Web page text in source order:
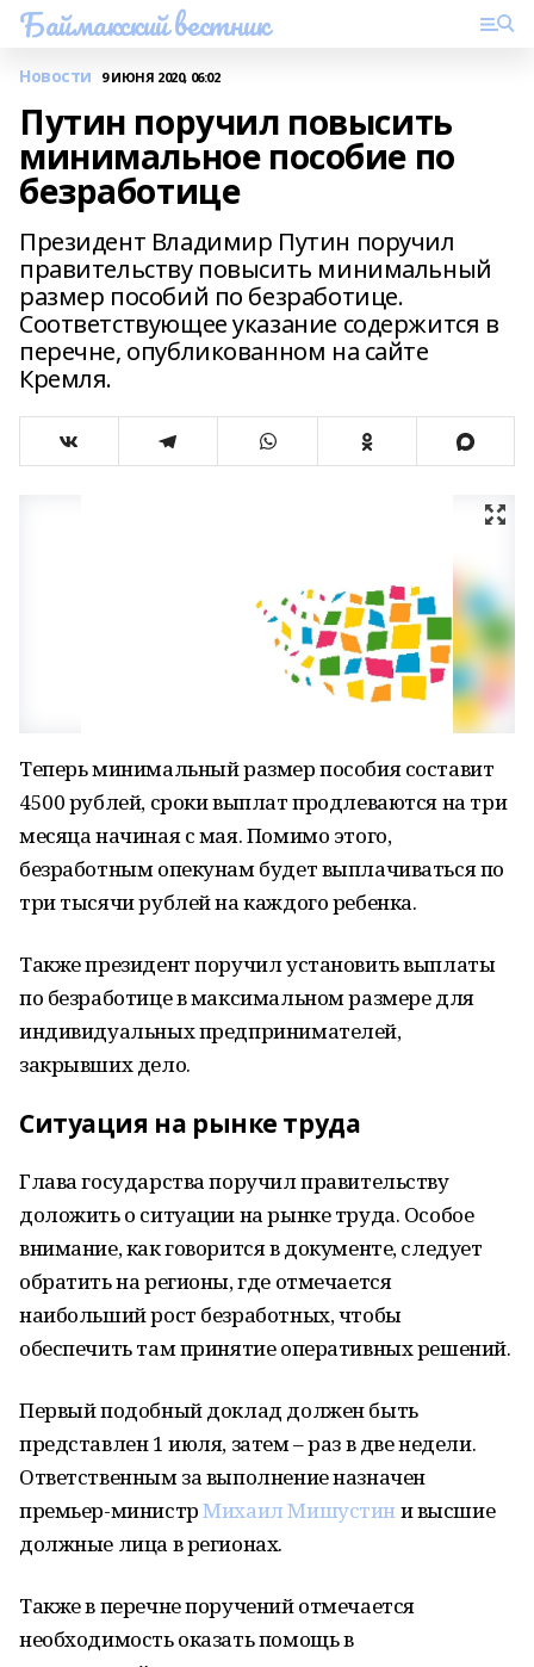
Баймакский вестник
Новости 9 ИЮНЯ 2020, 06:02
Путин поручил повысить
минимальное пособие по
безработице
Президент Владимир Путин поручил
правительству повысить минимальный
размер пособий по безработице.
Соответствующее указание содержится в
перечне, опубликованном на сайте
Кремля.
Теперь минимальный размер пособия составит
4500 рублей, сроки выплат продлеваются на три
месяца начиная с мая. Помимо этого,
безработным опекунам будет выплачиваться по
три тысячи рублей на каждого ребенка.
Также президент поручил установить выплаты
по безработице в максимальном размере для
индивидуальных предпринимателей,
закрывших дело.
Ситуация на рынке труда
Глава государства поручил правительству
доложить о ситуации на рынке труда. Особое
внимание, как говорится в документе, следует
обратить на регионы, где отмечается
наибольший рост безработных, чтобы
обеспечить там принятие оперативных решений.
Первый подобный доклад должен быть
представлен 1 июля, затем – раз в две недели.
Ответственным за выполнение назначен
премьер-министрМихаил Мишустини высшие
должные лица в регионах.
Также в перечне поручений отмечается
необходимость оказать помощь в